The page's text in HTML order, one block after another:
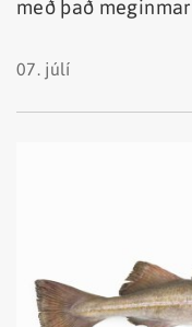
með það
síldar í norðaustur
07. júlí